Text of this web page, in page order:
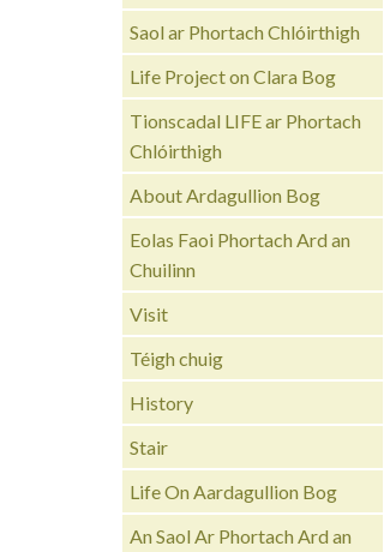
Saol ar Phortach Chlóirthigh
Life Project on Clara Bog
Tionscadal LIFE ar Phortach
Chlóirthigh
About Ardagullion Bog
Eolas Faoi Phortach Ard an
Chuilinn
Visit
Téigh chuig
History
Stair
Life On Aardagullion Bog
An Saol Ar Phortach Ard an